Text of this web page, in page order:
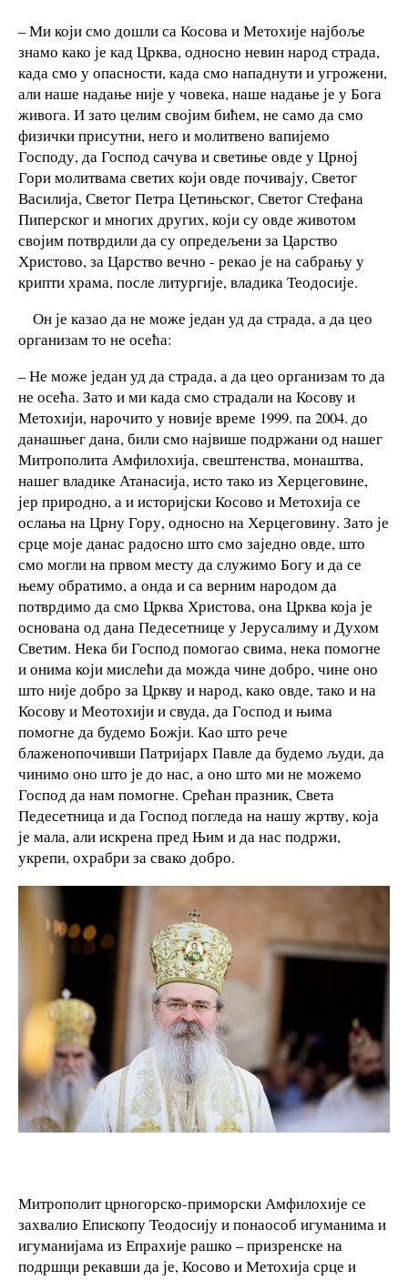
– Ми који смо дошли са Косова и Метохије најбоље
знамо како је кад Црква, односно невин народ страда,
када смо у опасности, када смо нападнути и угрожени,
али наше надање није у човека, наше надање је у Бога
живога. И зато целим својим бићем, не само да смо
физички присутни, него и молитвено вапијемо
Господу, да Господ сачува и светиње овде у Црној
Гори молитвама светих који овде почивају, Светог
Василија, Светог Петра Цетињског, Светог Стефана
Пиперског и многих других, који су овде животом
својим потврдили да су опредељени за Царство
Христово, за Царство вечно - рекао је на сабрању у
крипти храма, после литургије, владика Теодосије.
Он је казао да не може један уд да страда, а да цео
организам то не осећа:
– Не може један уд да страда, а да цео организам то да
не осећа. Зато и ми када смо страдали на Косову и
Метохији, нарочито у новије време 1999. па 2004. до
данашњег дана, били смо највише подржани од нашег
Митрополита Амфилохија, свештенства, монаштва,
нашег владике Атанасија, исто тако из Херцеговине,
јер природно, а и историјски Косово и Метохија се
ослања на Црну Гору, односно на Херцеговину. Зато је
срце моје данас радосно што смо заједно овде, што
смо могли на првом месту да служимо Богу и да се
њему обратимо, а онда и са верним народом да
потврдимо да смо Црква Христова, она Црква која је
основана од дана Педесетнице у Јерусалиму и Духом
Светим. Нека би Господ помогао свима, нека помогне
и онима који мислећи да можда чине добро, чине оно
што није добро за Цркву и народ, како овде, тако и на
Косову и Меотохији и свуда, да Господ и њима
помогне да будемо Божји. Као што рече
блаженопочивши Патријарх Павле да будемо људи, да
чинимо оно што је до нас, а оно што ми не можемо
Господ да нам помогне. Срећан празник, Света
Педесетница и да Господ погледа на нашу жртву, која
је мала, али искрена пред Њим и да нас подржи,
укрепи, охрабри за свако добро.
Митрополит црногорско-приморски Амфилохије се
захвалио Епископу Теодосију и понаособ игуманима и
игуманијама из Епрахије рашко – призренске на
подршци рекавши да је, Косово и Метохија срце и